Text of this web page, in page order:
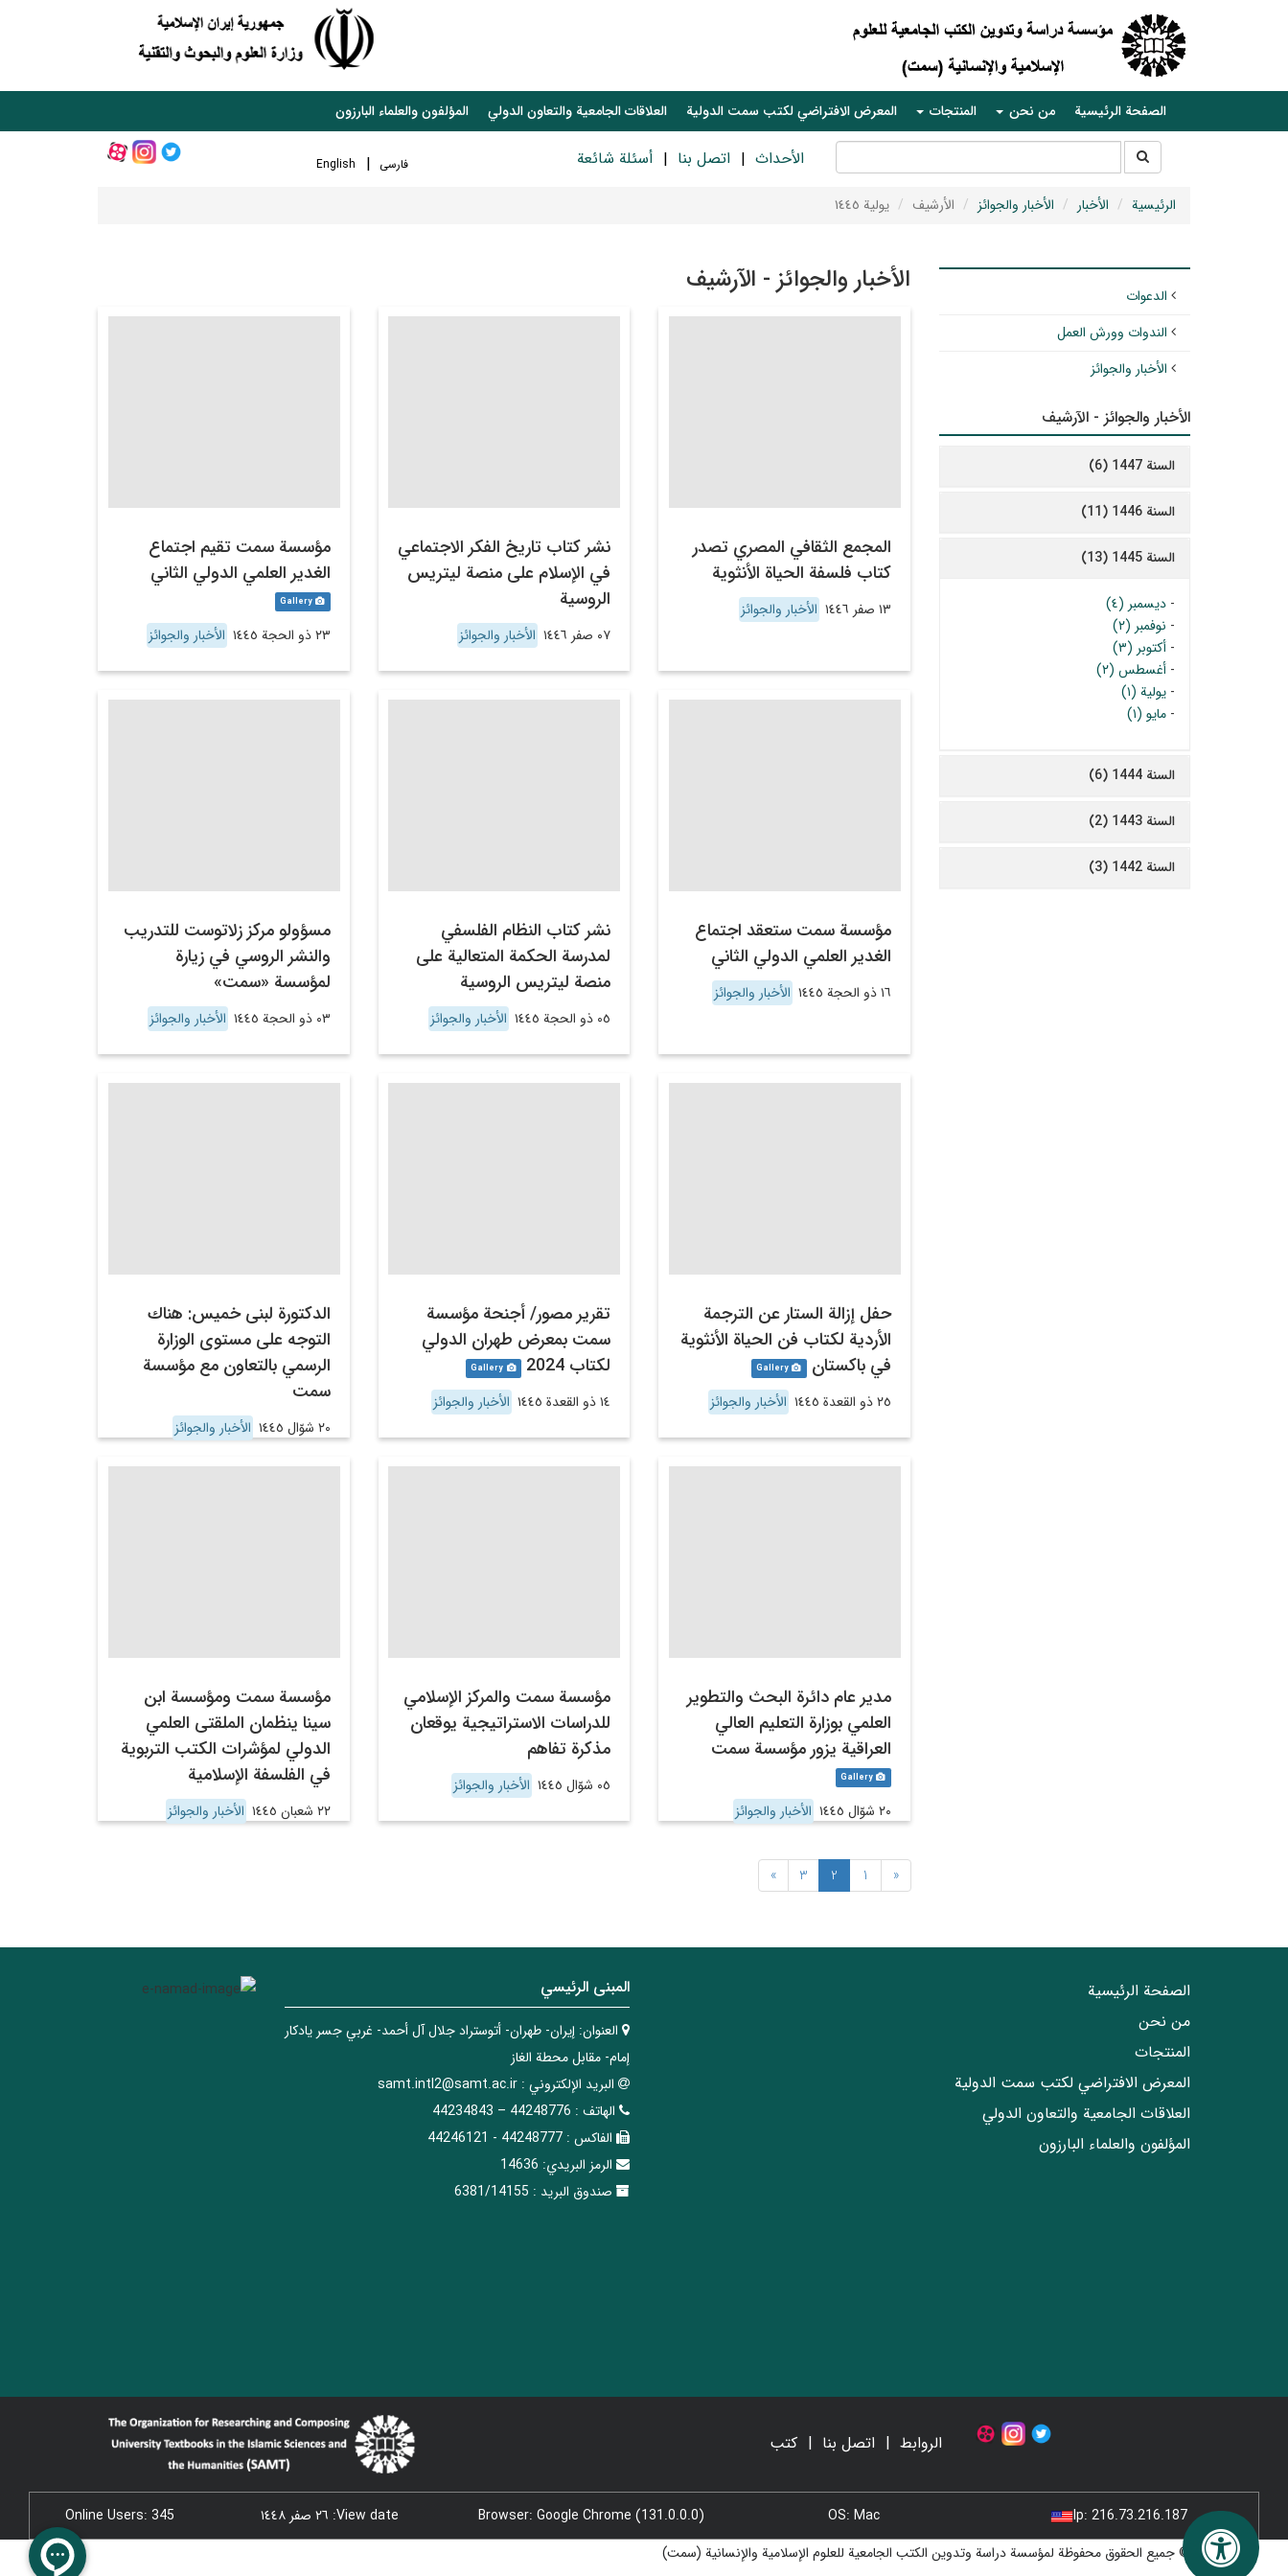
الصفحة الرئيسية من نحن المنتجات المعرض الافتراضي لكتب سمت الدولية العلاقات الجامعیة والتعاون الدولي المؤلفون والعلماء البارزون
فارسی English جستجو
در
سایت
الأحداث اتصل بنا أسئلة شائعة
الرئيسية الأخبار الأخبار والجوائز الأرشيف يولية ١٤٤٥
الأخبار والجوائز - الآرشيف
المجمع الثقافي المصري تصدر
كتاب فلسفة الحياة الأنثوية
١٣ صفر ١٤٤٦ الأخبار والجوائز
نشر كتاب تاريخ الفكر الاجتماعي
في الإسلام على منصة ليتريس
الروسية
٠٧ صفر ١٤٤٦ الأخبار والجوائز
مؤسسة سمت تقيم اجتماع
الغدير العلمي الدولي الثاني
Gallery
٢٣ ذو الحجة ١٤٤٥ الأخبار والجوائز
مؤسسة سمت ستعقد اجتماع
الغدير العلمي الدولي الثاني
١٦ ذو الحجة ١٤٤٥ الأخبار والجوائز
نشر كتاب النظام الفلسفي
لمدرسة الحكمة المتعالية على
منصة ليتريس الروسية
٠٥ ذو الحجة ١٤٤٥ الأخبار والجوائز
مسؤولو مركز زلاتوست للتدريب
والنشر الروسي في زيارة
لمؤسسة «سمت»
٠٣ ذو الحجة ١٤٤٥ الأخبار والجوائز
حفل إزالة الستار عن الترجمة
الأردية لكتاب فن الحياة الأنثوية
في باكستان
Gallery
٢٥ ذو القعدة ١٤٤٥ الأخبار والجوائز
تقرير مصور/ أجنحة مؤسسة
سمت بمعرض طهران الدولي
لكتاب 2024
Gallery
١٤ ذو القعدة ١٤٤٥ الأخبار والجوائز
الدكتورة لبنى خميس: هناك
التوجه على مستوى الوزارة
الرسمي بالتعاون مع مؤسسة
سمت
٢٠ شوّال ١٤٤٥ الأخبار والجوائز
مدير عام دائرة البحث والتطوير
العلمي بوزارة التعليم العالي
العراقية يزور مؤسسة سمت
Gallery
٢٠ شوّال ١٤٤٥ الأخبار والجوائز
مؤسسة سمت والمركز الإسلامي
للدراسات الاستراتيجية يوقعان
مذكرة تفاهم
٠٥ شوّال ١٤٤٥ الأخبار والجوائز
مؤسسة سمت ومؤسسة ابن
سينا ينظمان الملقتى العلمي
الدولي لمؤشرات الکتب التربوية
في الفلسفة الإسلامية
٢٢ شعبان ١٤٤٥ الأخبار والجوائز
«
1
2
3
»
الدعوات
الندوات وورش العمل
الأخبار والجوائز
الأخبار والجوائز - الآرشيف
السنة 1447 (6)
السنة 1446 (11)
السنة 1445 (13)
- ديسمبر (٤)
- نوفمبر (٢)
- أكتوبر (٣)
- أغسطس (٢)
- يولية (١)
- مايو (١)
السنة 1444 (6)
السنة 1443 (2)
السنة 1442 (3)
الصفحة الرئيسية
من نحن
المنتجات
المعرض الافتراضي لكتب سمت الدولية
العلاقات الجامعیة والتعاون الدولي
المؤلفون والعلماء البارزون
المبنی الرئيسي
العنوان: إيران- طهران- أتوستراد جلال آل أحمد- غربي جسر يادكار
إمام- مقابل محطة الغاز
البريد الإلکتروني : samt.intl2@samt.ac.ir
الهاتف : 44248776 – 44234843
الفاکس : 44248777 - 44246121
الرمز البريدي: 14636
صندوق البريد : 6381/14155
الروابط اتصل بنا کتب
Ip: 216.73.216.187
OS: Mac
Browser: Google Chrome (131.0.0.0) View date: ٢٦ صفر ١٤٤٨
Online Users: 345
© جميع الحقوق محفوظة لمؤسسة دراسة وتدوين الكتب الجامعية للعلوم الإسلامية والإنسانية (سمت)